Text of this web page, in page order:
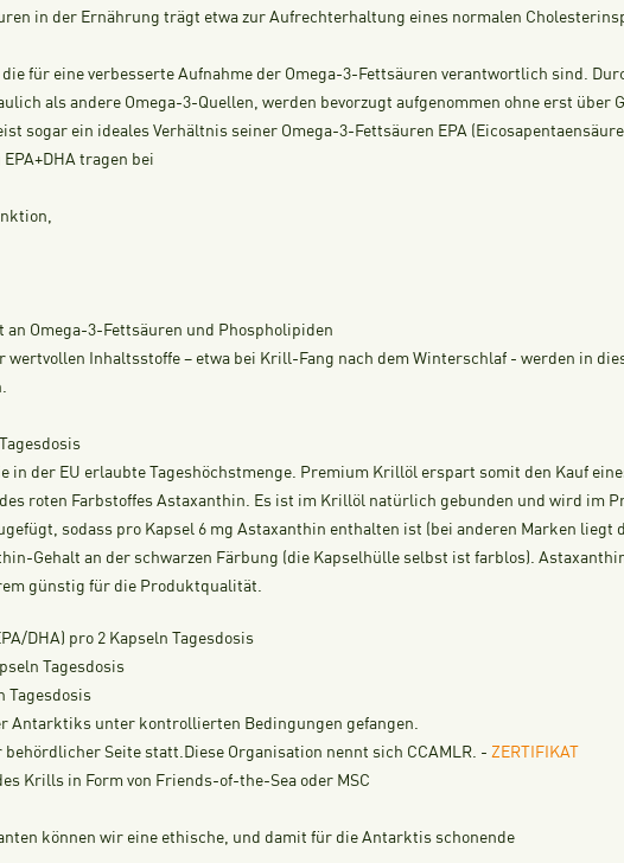
in der Ernährung trägt etwa zur Aufrechterhaltung eines normalen
für eine verbesserte Aufnahme der Omega-3-Fettsäuren verantwortlich sind.
als andere Omega-3-Quellen, werden bevorzugt aufgenommen ohne erst über
sogar ein ideales Verhältnis seiner Omega-3-Fettsäuren EPA
tragen bei
Omega-3-Fettsäuren und Phospholipiden
wertvollen Inhaltsstoffe – etwa bei Krill-Fang nach dem Winterschlaf - werden in
in der EU erlaubte Tageshöchstmenge. Premium Krillöl erspart somit den Kauf
roten Farbstoffes Astaxanthin. Es ist im Krillöl natürlich gebunden und wird im
sodass pro Kapsel 6 mg Astaxanthin enthalten ist (bei anderen Marken
Gehalt an der schwarzen Färbung (die Kapselhülle selbst ist farblos).
günstig für die Produktqualität.
DHA) pro 2 Kapseln Tagesdosis
Tagesdosis
Tagesdosis
Antarktiks unter kontrollierten Bedingungen gefangen.
Seite statt.Diese Organisation nennt sich CCAMLR. - ZERTIFIKAT
Krills in Form von Friends-of-the-Sea oder MSC
können wir eine ethische, und damit für die Antarktis schonende